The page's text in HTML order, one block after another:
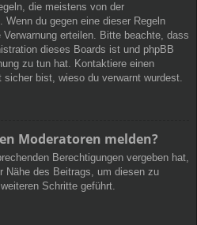
die meistens von der
du gegen eine dieser Regeln
erteilen. Bitte beachte, dass
dieses Boards ist und phpBB
zu tun hat. Kontaktiere einen
bist, wieso du verwarnt wurdest.
Moderatoren melden?
Berechtigungen vergeben hat,
Nähe des Beitrags, um diesen zu
Schritte geführt.